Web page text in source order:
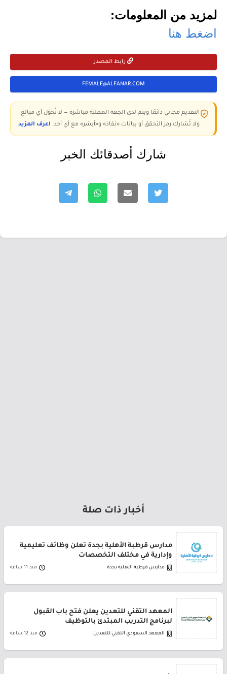
لمزيد من المعلومات:
اضغط هنا
رابط المصدر
FEMALE@ALFANAR.COM
التقديم مجاني دائمًا ويتم لدى الجهة المعلنة مباشرة — لا تُحوّل أي مبالغ،
ولا تُشارك رمز التحقق أو بيانات «نفاذ» و«أبشر» مع أي أحد. اعرف المزيد
شارك أصدقائك الخبر
أخبار ذات صلة
مدارس قرطبة الأهلية بجدة تعلن وظائف تعليمية
وإدارية في مختلف التخصصات
مدارس قرطبة الأهلية بجدة منذ 11 ساعة
المعهد التقني للتعدين يعلن فتح باب القبول
لبرنامج التدريب المبتدئ بالتوظيف
المعهد السعودي التقني للتعدين منذ 12 ساعة